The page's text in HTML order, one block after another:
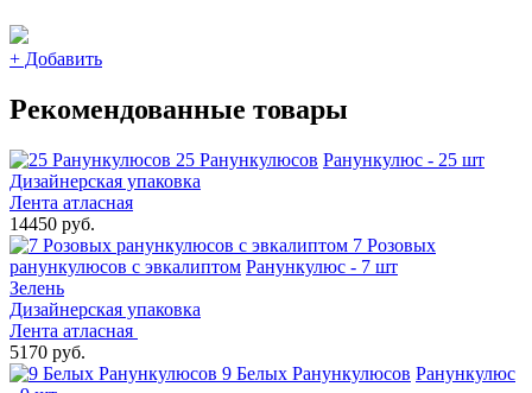
+ Добавить
Рекомендованные товары
25 Ранункулюсов Ранункулюс - 25 шт
Дизайнерская упаковка
Лента атласная
14450 руб.
7 Розовых
ранункулюсов с эвкалиптом Ранункулюс - 7 шт
Зелень
Дизайнерская упаковка
Лента атласная
5170 руб.
9 Белых Ранункулюсов Ранункулюс